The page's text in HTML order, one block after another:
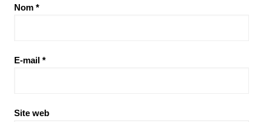
Nom *
E-mail *
Site web